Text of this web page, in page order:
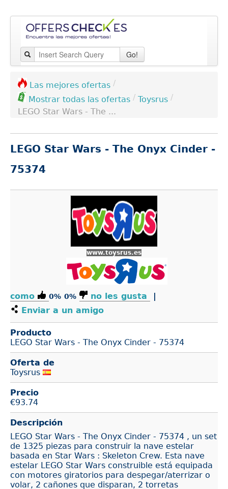
Go!
Las mejores ofertas /
Mostrar todas las ofertas / Toysrus /
LEGO Star Wars - The ...
LEGO Star Wars - The Onyx Cinder -
75374
www.toysrus.es
como 0% 0% no les gusta
|
Enviar a un amigo
Producto
LEGO Star Wars - The Onyx Cinder - 75374
Oferta de
Toysrus
Precio
€93.74
Descripción
LEGO Star Wars - The Onyx Cinder - 75374 , un set
de 1325 piezas para construir la nave estelar
basada en Star Wars : Skeleton Crew. Esta nave
estelar LEGO Star Wars construible está equipada
con motores giratorios para despegar/aterrizar o
volar, 2 cañones que disparan, 2 torretas